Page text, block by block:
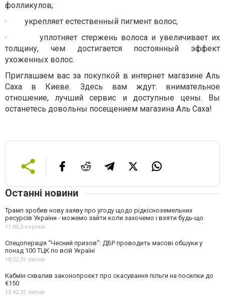
фолликулов;
· укрепляет естественный пигмент волос;
·уплотняет стержень волоса и увеличивает их
толщину, чем достигается постоянный эффект
ухоженных волос.
Приглашаем вас за покупкой в интернет магазине Аль
Саха в Киеве. Здесь вам ждут: внимательное
отношение, лучший сервис и доступные цены. Вы
останетесь довольны посещением магазина Аль Саха!
Останні новини
Трамп зробив нову заяву про угоду щодо рідкісноземельних
ресурсів України - можемо зайти коли захочемо і взяти будь-що
11:00,2 серпня
Спецоперація “Чесний призов”: ДБР проводить масові обшуки у
понад 100 ТЦК по всій Україні
18:22,31 липня
Кабмін схвалив законопроєкт про скасування пільги на посилки до
€150
15:42,31 липня